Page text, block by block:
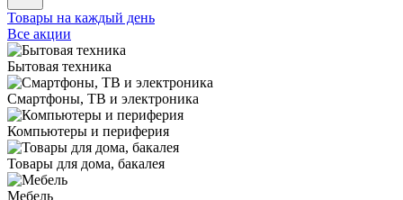
Товары на каждый день
Все акции
Бытовая техника
Смартфоны, ТВ и электроника
Компьютеры и периферия
Товары для дома, бакалея
Мебель